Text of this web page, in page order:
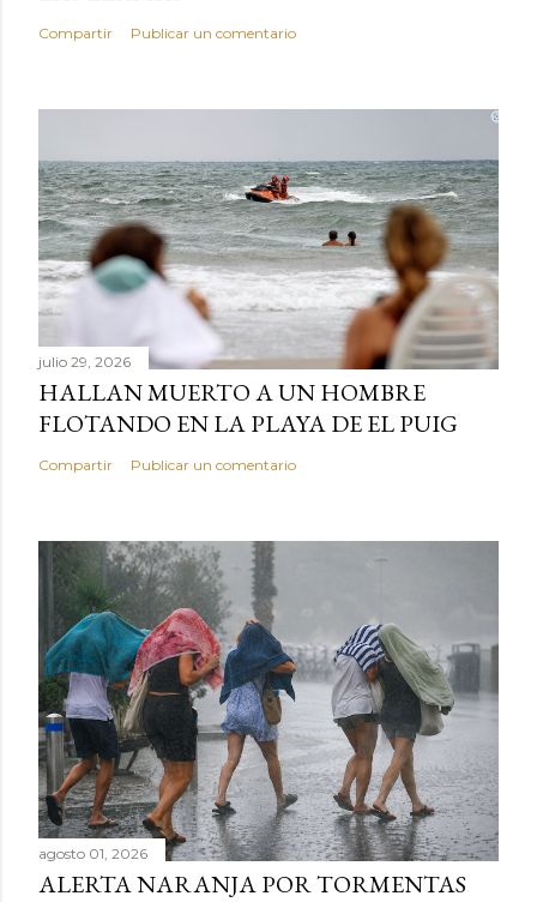
Compartir Publicar un comentario
julio 29, 2026
HALLAN MUERTO A UN HOMBRE
FLOTANDO EN LA PLAYA DE EL PUIG
Compartir Publicar un comentario
agosto 01, 2026
ALERTA NARANJA POR TORMENTAS